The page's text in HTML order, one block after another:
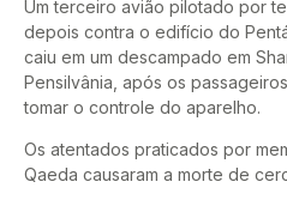
Um terceiro avião pilotado por
depois contra o edifício do
caiu em um descampado em
Pensilvânia, após os
tomar o controle do aparelho.
Os atentados praticados por
Qaeda causaram a morte de